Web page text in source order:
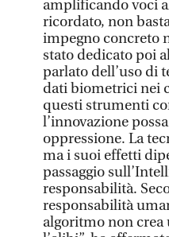
amplificando voci
ricordato, non
impegno concreto
stato dedicato poi
parlato dell’uso di
dati biometrici nei
questi strumenti
l’innovazione
oppressione. La
ma i suoi effetti
passaggio
responsabilità.
responsabilità
algoritmo non crea